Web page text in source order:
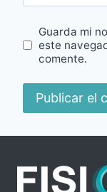
Guarda mi
este
comente.